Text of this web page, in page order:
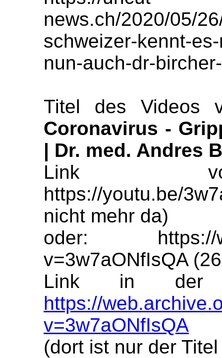
news.ch/2020/05/
schweizer-kennt-
nun-auch-dr-
Titel des Videos
Coronavirus -
| Dr. med. Andres
Link
https://youtu.be/
nicht mehr da)
oder: https://
v=3w7aONfIsQA
Link in der
https://
v=3w7aONfIsQA
(dort ist nur der